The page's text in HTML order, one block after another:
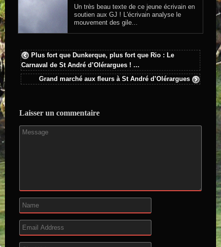
Un très beau texte de ce jeune écrivain en
soutien aux GJ ! L'écrivain analyse le
mouvement des gile...
Plus fort que Dunkerque, plus fort que Rio : Le
Carnaval de St André d’Olérargues ! …
Grand marché aux fleurs à St André d’Olérargues
Laisser un commentaire